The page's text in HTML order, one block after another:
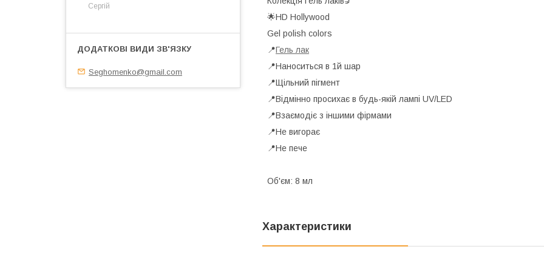
🌟HD Hollywood
Gel polish colors
📍Гель лак
📍Наноситься в 1й шар
📍Щільний пігмент
📍Відмінно просихає в будь-якій лампі UV/LED
📍Взаємодіє з іншими фірмами
📍Не вигорає
📍Не пече
Об'єм: 8 мл
Характеристики
Сергій
Seghomenko@gmail.com